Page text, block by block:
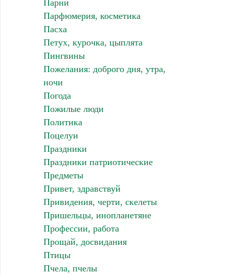
Парни
Парфюмерия, косметика
Пасха
Петух, курочка, цыплята
Пингвины
Пожелания: доброго дня, утра,
ночи
Погода
Пожилые люди
Политика
Поцелуи
Праздники
Праздники патриотические
Предметы
Привет, здравствуй
Привидения, черти, скелеты
Пришельцы, инопланетяне
Профессии, работа
Прощай, досвидания
Птицы
Пчела, пчелы